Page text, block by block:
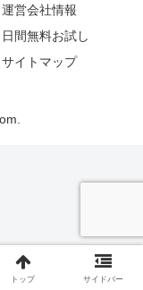
運営会社情報
日間無料お試し
サイトマップ
トップ サイドバー